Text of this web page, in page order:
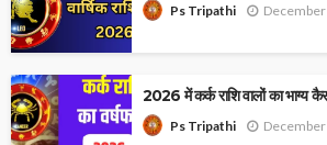
Ps Tripathi
2026 में कर्क राशि वालों का भाग्य
Ps Tripathi